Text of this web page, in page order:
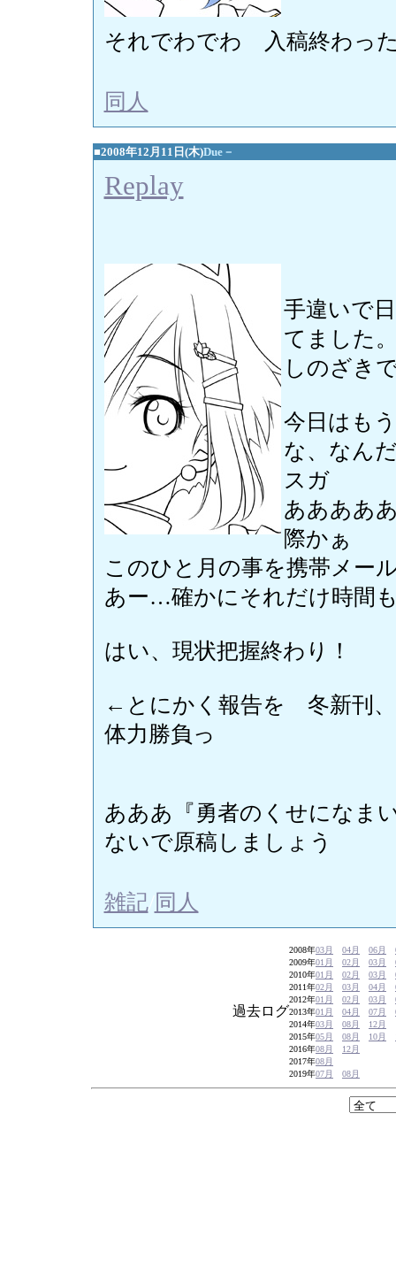
それでわでわ 入稿終わっ
同人
■2008年12月11日(木)Due－
Replay
手違いで
てました
しのざき
今日はも
な、なん
スガ
ああああ
際かぁ
このひと月の事を携帯メー
あー…確かにそれだけ時間
はい、現状把握終わり！
←とにかく報告を 冬新刊
体力勝負っ
あああ『勇者のくせになま
ないで原稿しましょう
雑記/ 同人
過去ログ
2008年03月 04月 06月
2009年01月 02月 03月
2010年01月 02月 03月
2011年02月 03月 04月
2012年01月 02月 03月
2013年01月 04月 07月
2014年03月 08月
12月
2015年05月 08月 10月
2016年08月
12月
2017年08月
2019年07月 08月